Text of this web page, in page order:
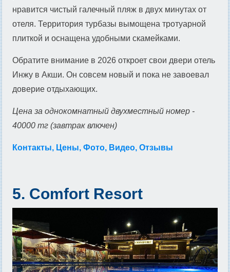
нравится чистый галечный пляж в двух минутах от
отеля. Территория турбазы вымощена тротуарной
плиткой и оснащена удобными скамейками.
Обратите внимание в 2026 откроет свои двери отель
Инжу в Акши. Он совсем новый и пока не завоевал
доверие отдыхающих.
Цена за однокомнатный двухместный номер -
40000 тг (завтрак влючен)
Контакты, Цены, Фото, Видео, Отзывы
5. Comfort Resort